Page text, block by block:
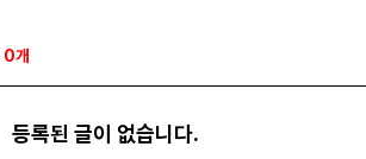
0개
등록된 글이 없습니다.